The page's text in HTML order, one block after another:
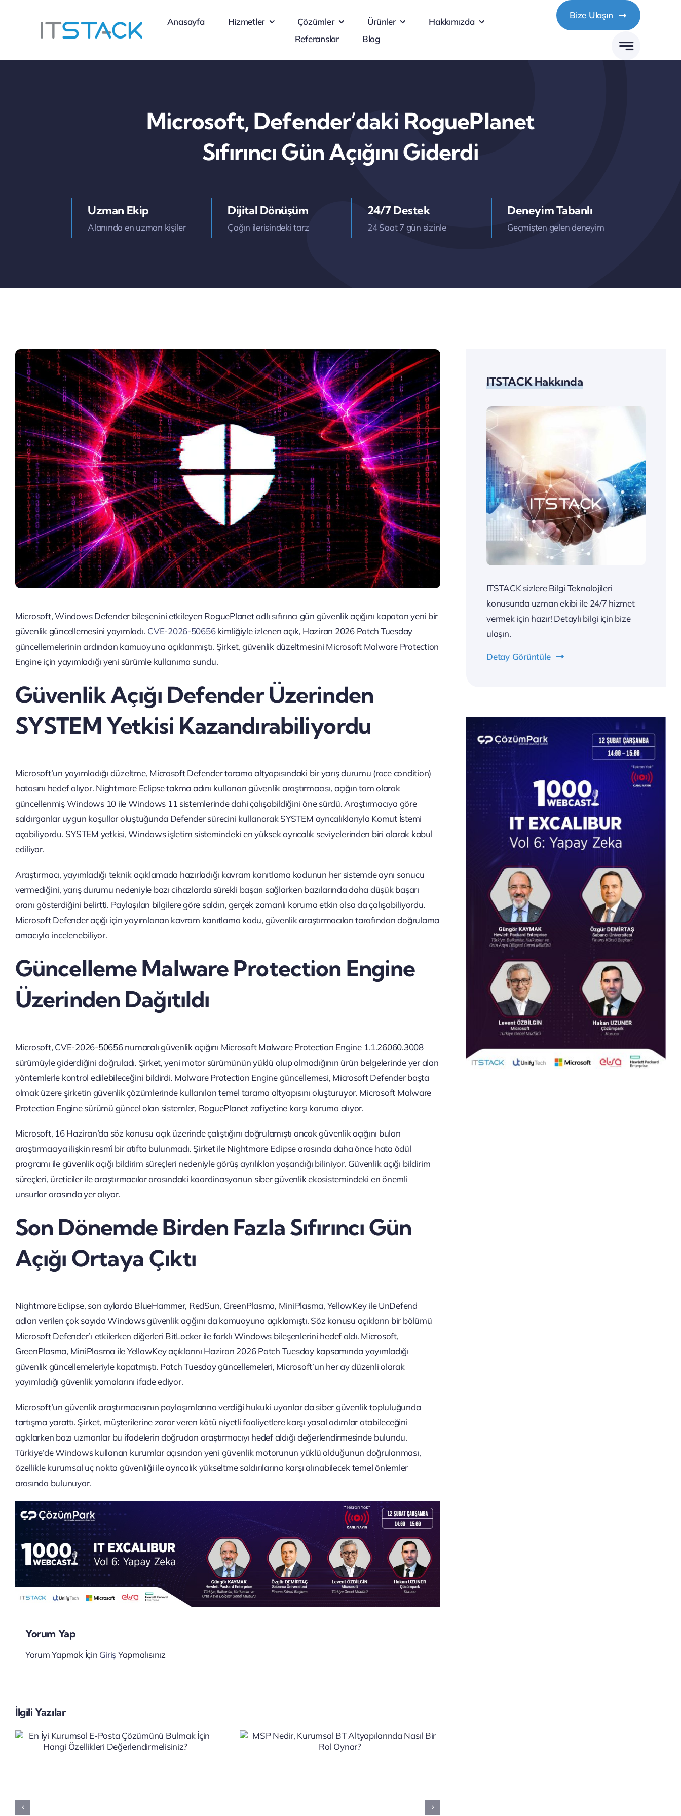
Anasayfa Hizmetler Çözümler Ürünler
Hakkımızda
Referanslar
Blog
Bize Ulaşın
Microsoft, Defender’daki RoguePlanet
Sıfırıncı Gün Açığını Giderdi
Uzman Ekip
Alanında en uzman kişiler
Dijital Dönüşüm
Çağın ilerisindeki tarz
24/7 Destek
24 Saat 7 gün sizinle
Deneyim Tabanlı
Geçmişten gelen deneyim
Microsoft, Windows Defender bileşenini etkileyen RoguePlanet adlı sıfırıncı gün güvenlik açığını kapatan yeni bir
güvenlik güncellemesini yayımladı. CVE-2026-50656kimliğiyle izlenen açık, Haziran 2026 Patch Tuesday
güncellemelerinin ardından kamuoyuna açıklanmıştı. Şirket, güvenlik düzeltmesini Microsoft Malware Protection
Engine için yayımladığı yeni sürümle kullanıma sundu.
Güvenlik Açığı Defender Üzerinden
SYSTEM Yetkisi Kazandırabiliyordu
Microsoft’un yayımladığı düzeltme, Microsoft Defender tarama altyapısındaki bir yarış durumu (race condition)
hatasını hedef alıyor. Nightmare Eclipse takma adını kullanan güvenlik araştırmacısı, açığın tam olarak
güncellenmiş Windows 10 ile Windows 11 sistemlerinde dahi çalışabildiğini öne sürdü. Araştırmacıya göre
saldırganlar uygun koşullar oluştuğunda Defender sürecini kullanarak SYSTEM ayrıcalıklarıyla Komut İstemi
açabiliyordu. SYSTEM yetkisi, Windows işletim sistemindeki en yüksek ayrıcalık seviyelerinden biri olarak kabul
ediliyor.
Araştırmacı, yayımladığı teknik açıklamada hazırladığı kavram kanıtlama kodunun her sistemde aynı sonucu
vermediğini, yarış durumu nedeniyle bazı cihazlarda sürekli başarı sağlarken bazılarında daha düşük başarı
oranı gösterdiğini belirtti. Paylaşılan bilgilere göre saldırı, gerçek zamanlı koruma etkin olsa da çalışabiliyordu.
Microsoft Defender açığı için yayımlanan kavram kanıtlama kodu, güvenlik araştırmacıları tarafından doğrulama
amacıyla incelenebiliyor.
Güncelleme Malware Protection Engine
Üzerinden Dağıtıldı
Microsoft, CVE-2026-50656 numaralı güvenlik açığını Microsoft Malware Protection Engine 1.1.26060.3008
sürümüyle giderdiğini doğruladı. Şirket, yeni motor sürümünün yüklü olup olmadığının ürün belgelerinde yer alan
yöntemlerle kontrol edilebileceğini bildirdi. Malware Protection Engine güncellemesi, Microsoft Defender başta
olmak üzere şirketin güvenlik çözümlerinde kullanılan temel tarama altyapısını oluşturuyor. Microsoft Malware
Protection Engine sürümü güncel olan sistemler, RoguePlanet zafiyetine karşı koruma alıyor.
Microsoft, 16 Haziran’da söz konusu açık üzerinde çalıştığını doğrulamıştı ancak güvenlik açığını bulan
araştırmacıya ilişkin resmî bir atıfta bulunmadı. Şirket ile Nightmare Eclipse arasında daha önce hata ödül
programı ile güvenlik açığı bildirim süreçleri nedeniyle görüş ayrılıkları yaşandığı biliniyor. Güvenlik açığı bildirim
süreçleri, üreticiler ile araştırmacılar arasındaki koordinasyonun siber güvenlik ekosistemindeki en önemli
unsurlar arasında yer alıyor.
Son Dönemde Birden Fazla Sıfırıncı Gün
Açığı Ortaya Çıktı
Nightmare Eclipse, son aylarda BlueHammer, RedSun, GreenPlasma, MiniPlasma, YellowKey ile UnDefend
adları verilen çok sayıda Windows güvenlik açığını da kamuoyuna açıklamıştı. Söz konusu açıkların bir bölümü
Microsoft Defender’ı etkilerken diğerleri BitLocker ile farklı Windows bileşenlerini hedef aldı. Microsoft,
GreenPlasma, MiniPlasma ile YellowKey açıklarını Haziran 2026 Patch Tuesday kapsamında yayımladığı
güvenlik güncellemeleriyle kapatmıştı. Patch Tuesday güncellemeleri, Microsoft’un her ay düzenli olarak
yayımladığı güvenlik yamalarını ifade ediyor.
Microsoft’un güvenlik araştırmacısının paylaşımlarına verdiği hukuki uyarılar da siber güvenlik topluluğunda
tartışma yarattı. Şirket, müşterilerine zarar veren kötü niyetli faaliyetlere karşı yasal adımlar atabileceğini
açıklarken bazı uzmanlar bu ifadelerin doğrudan araştırmacıyı hedef aldığı değerlendirmesinde bulundu.
Türkiye’de Windows kullanan kurumlar açısından yeni güvenlik motorunun yüklü olduğunun doğrulanması,
özellikle kurumsal uç nokta güvenliği ile ayrıcalık yükseltme saldırılarına karşı alınabilecek temel önlemler
arasında bulunuyor.
Yorum Yap
Yorum Yapmak İçin GirişYapmalısınız
İlgili Yazılar
MSP Nedir, Kurumsal BT
Altyapılarında Nasıl Bir Rol
Görünürlüğü) Nedir?
Kurumsal BT Yönetiminde
ITSTACK Hakkında
ITSTACK sizlere Bilgi Teknolojileri
konusunda uzman ekibi ile 24/7 hizmet
vermek için hazır! Detaylı bilgi için bize
ulaşın.
Detay Görüntüle